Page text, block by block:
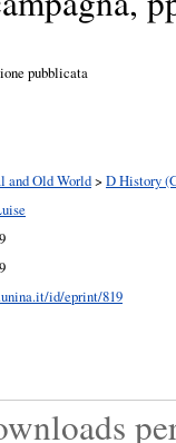
pubblicata
and Old World> D History
id/eprint/819